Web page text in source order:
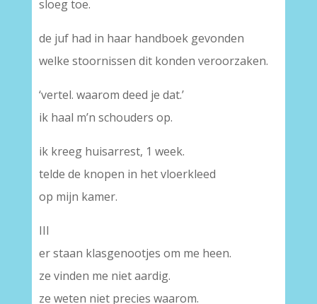
sloeg toe.
de juf had in haar handboek gevonden
welke stoornissen dit konden veroorzaken.
‘vertel. waarom deed je dat.’
ik haal m’n schouders op.
ik kreeg huisarrest, 1 week.
telde de knopen in het vloerkleed
op mijn kamer.
III
er staan klasgenootjes om me heen.
ze vinden me niet aardig.
ze weten niet precies waarom.